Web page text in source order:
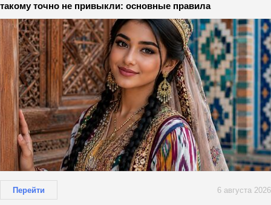
такому точно не привыкли: основные правила
Перейти 6 августа 2026